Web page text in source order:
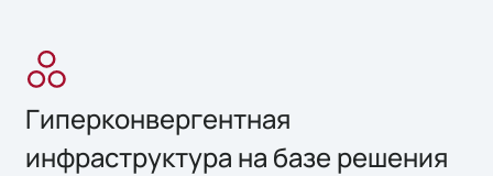
Гиперконвергентная
инфраструктура на базе решения